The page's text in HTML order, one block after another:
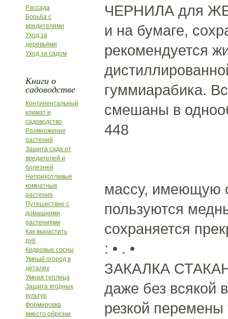
Рассада
Борьба с
вредителями
Уход за
деревьями
Уход за садом
Книги о
садоводстве
Континентальный
климат и
садоводство
Размножение
растений
Защита сада от
вредителей и
болезней
Неприхотливые
комнатные
растения
Путешествие с
домашними
растениями
Как вырастить
дуб
Кедровые сосны
Умный огород в
деталях
Умная теплица
Защита ягодных
культур
Формировка
вместо обрезки
ЧЕРНИЛА для
и на бумаге,
рекомендуется
гуммиарабика.
смешаны в
448
массу, имеющую
пользуются
сохраняется
: • . •
ЗАКАЛКА
даже без всякой
резкой